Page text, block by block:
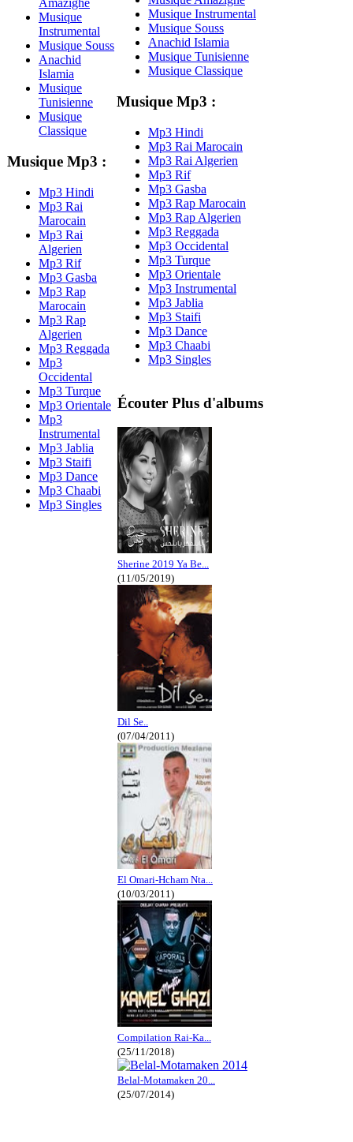
Amazighe
Musique
Instrumental
Musique Souss
Anachid
Islamia
Musique
Tunisienne
Musique
Classique
Musique Mp3 :
Mp3 Hindi
Mp3 Rai
Marocain
Mp3 Rai
Algerien
Mp3 Rif
Mp3 Gasba
Mp3 Rap
Marocain
Mp3 Rap
Algerien
Mp3 Reggada
Mp3
Occidental
Mp3 Turque
Mp3 Orientale
Mp3
Instrumental
Mp3 Jablia
Mp3 Staifi
Mp3 Dance
Mp3 Chaabi
Mp3 Singles
Musique Instrumental
Musique Souss
Anachid Islamia
Musique Tunisienne
Musique Classique
Musique Mp3 :
Mp3 Hindi
Mp3 Rai Marocain
Mp3 Rai Algerien
Mp3 Rif
Mp3 Gasba
Mp3 Rap Marocain
Mp3 Rap Algerien
Mp3 Reggada
Mp3 Occidental
Mp3 Turque
Mp3 Orientale
Mp3 Instrumental
Mp3 Jablia
Mp3 Staifi
Mp3 Dance
Mp3 Chaabi
Mp3 Singles
Écouter Plus d'albums
Sherine 2019 Ya Be...
(11/05/2019)
Dil Se..
(07/04/2011)
El Omari-Hcham Nta...
(10/03/2011)
Compilation Rai-Ka...
(25/11/2018)
Belal-Motamaken 20...
(25/07/2014)